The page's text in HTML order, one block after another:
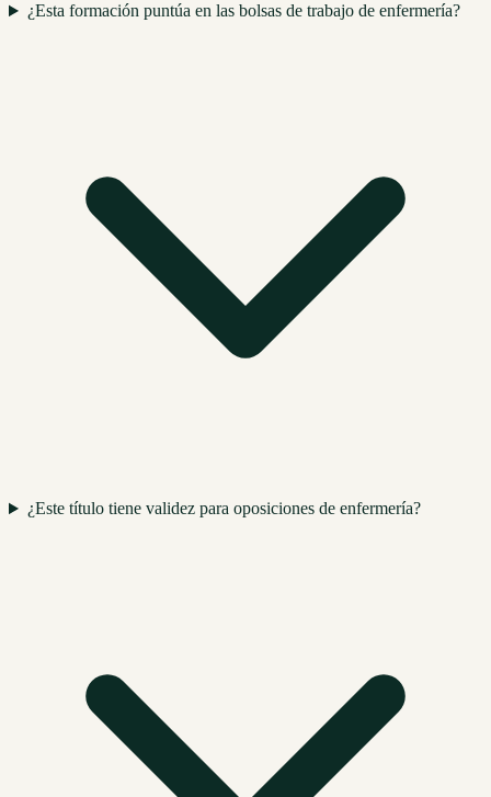
¿Esta formación puntúa en las bolsas de trabajo de enfermería?
¿Este título tiene validez para oposiciones de enfermería?